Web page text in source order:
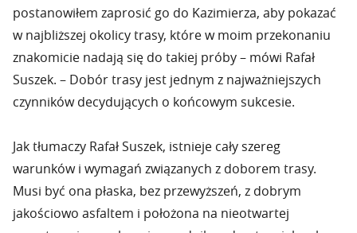
postanowiłem zaprosić go do Kazimierza, aby pokazać
w najbliższej okolicy trasy, które w moim przekonaniu
znakomicie nadają się do takiej próby – mówi Rafał
Suszek. – Dobór trasy jest jednym z najważniejszych
czynników decydujących o końcowym sukcesie.
Jak tłumaczy Rafał Suszek, istnieje cały szereg
warunków i wymagań związanych z doborem trasy.
Musi być ona płaska, bez przewyższeń, z dobrym
jakościowo asfaltem i położona na nieotwartej